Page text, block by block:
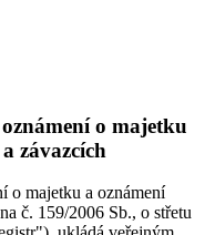
o majetku
závazcích
o majetku a oznámení
č. 159/2006 Sb., o střetu